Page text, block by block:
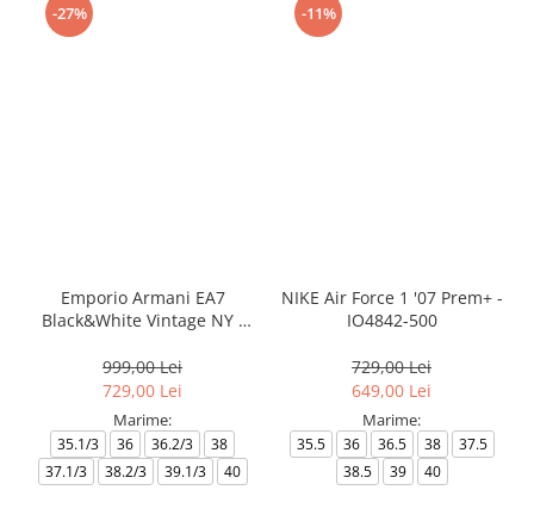
-27%
Emporio Armani EA7
Black&White Vintage NY -
999,00 Lei
729,00 Lei
Marime:
35.1/3 36 36.2/3
38
37.1/3
38.2/3 39.1/3 40
-11%
NIKE Air Force 1 '07 Prem+ -
IO4842-500
729,00 Lei
649,00 Lei
Marime:
35.5 36 36.5 38
37.5
38.5
39 40